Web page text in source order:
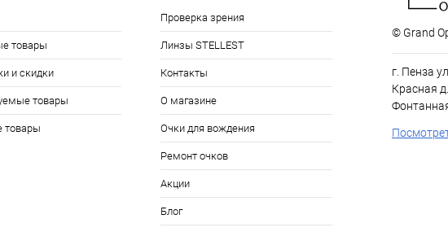
товары
и скидки
товары
товары
Проверка зрения
Линзы STELLEST
Контакты
О магазине
Очки для вождения
Ремонт очков
Акции
Блог
© Grand
г. Пенза
Красная